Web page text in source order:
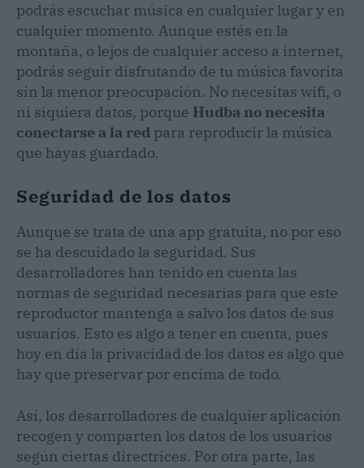
podrás escuchar música en cualquier lugar y en
cualquier momento. Aunque estés en la
montaña, o lejos de cualquier acceso a internet,
podrás seguir disfrutando de tu música favorita
sin la menor preocupación. No necesitas wifi, o
ni siquiera datos, porque Hudba no necesita
conectarse a la red para reproducir la música
que hayas guardado.
Seguridad de los datos
Aunque se trata de una app gratuita, no por eso
se ha descuidado la seguridad. Sus
desarrolladores han tenido en cuenta las
normas de seguridad necesarias para que este
reproductor mantenga a salvo los datos de sus
usuarios. Esto es algo a tener en cuenta, pues
hoy en día la privacidad de los datos es algo que
hay que preservar por encima de todo.
Así, los desarrolladores de cualquier aplicación
recogen y comparten los datos de los usuarios
según ciertas directrices. Por otra parte, las